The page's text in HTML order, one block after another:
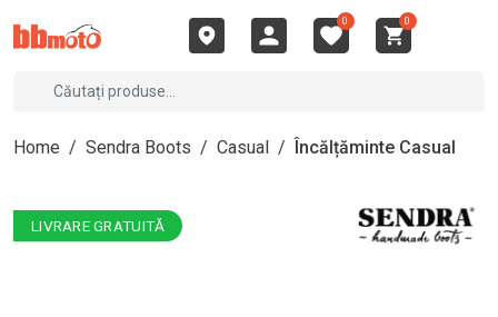
0 0
Home / Sendra Boots / Casual / Încălțăminte Casual
LIVRARE GRATUITĂ